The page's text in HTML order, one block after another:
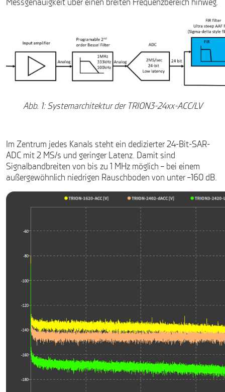
Messgenauigkeit über einen breiten Frequenzbereich hinweg.
Abb. 1: Systemarchitektur der TRION3-24xx-ACC/LV
Im Zentrum jedes Kanals steht ein dedizierter 24-Bit-SAR-
ADC mit 2 MS/s und geringer Latenz. Damit sind
Signalbandbreiten von bis zu 1 MHz möglich – bei einem
außergewöhnlich niedrigen Rauschboden von unter –160 dB.